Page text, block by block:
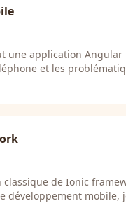
une application Angular
et les
de Ionic
développement mobile,